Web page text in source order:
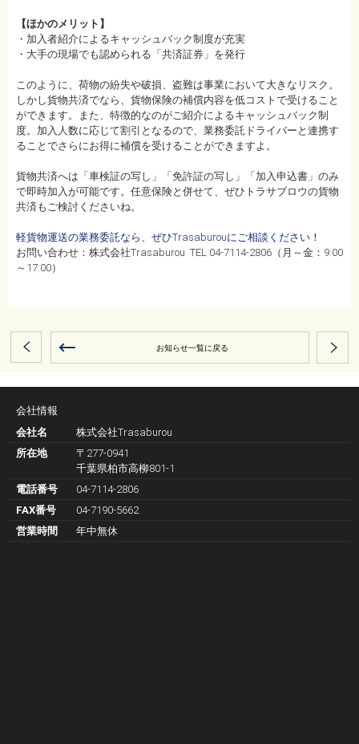
【ほかのメリット】
・加入者紹介によるキャッシュバック制度が充実
・大手の現場でも認められる「共済証券」を発行
このように、荷物の紛失や破損、盗難は事業において大きなリスク。
しかし貨物共済でなら、貨物保険の補償内容を低コストで受けること
ができます。また、特徴的なのがご紹介によるキャッシュバック制
度。加入人数に応じて割引となるので、業務委託ドライバーと連携す
ることでさらにお得に補償を受けることができますよ。
貨物共済へは「車検証の写し」「免許証の写し」「加入申込書」のみ
で即時加入が可能です。任意保険と併せて、ぜひトラサブロウの貨物
共済もご検討くださいね。
軽貨物運送の業務委託なら、ぜひTrasaburouにご相談ください！
お問い合わせ：株式会社Trasaburou TEL 04-7114-2806（月～金：9:00
～17:00）
お知らせ一覧に戻る
会社情報
会社名
株式会社Trasaburou
所在地
〒277-0941
千葉県柏市高柳801-1
電話番号
04-7114-2806
FAX番号
04-7190-5662
営業時間
年中無休